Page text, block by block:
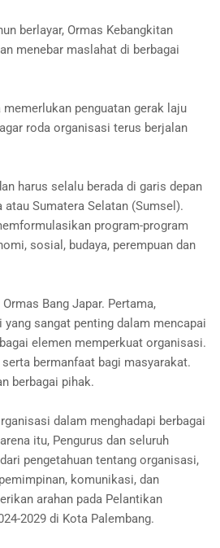
berlayar, Ormas Kebangkitan
menebar maslahat di berbagai
penguatan gerak laju
roda organisasi terus berjalan
harus selalu berada di garis depan
Sumatera Selatan (Sumsel).
program-program
sosial, budaya, perempuan dan
Bang Japar. Pertama,
sangat penting dalam mencapai
elemen memperkuat organisasi.
bermanfaat bagi masyarakat.
berbagai pihak.
dalam menghadapi berbagai
itu, Pengurus dan seluruh
pengetahuan tentang organisasi,
komunikasi, dan
arahan pada Pelantikan
2029 di Kota Palembang.